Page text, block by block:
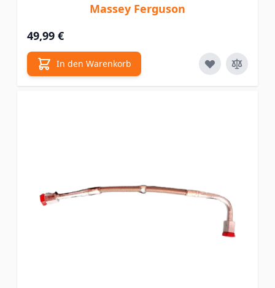
Massey Ferguson
49,99 €
In den Warenkorb